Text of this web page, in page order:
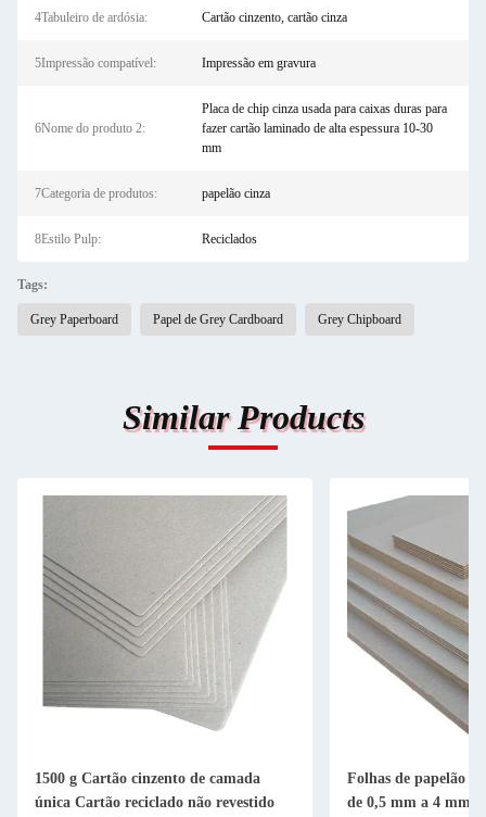
4Tabuleiro de ardósia: Cartão cinzento, cartão cinza
5Impressão compatível: Impressão em gravura
6Nome do produto 2:
Placa de chip cinza usada para caixas duras para
fazer cartão laminado de alta espessura 10-30
mm
7Categoria de produtos: papelão cinza
8Estilo Pulp: Reciclados
Tags:
Grey Paperboard Papel de Grey Cardboard Grey Chipboard
Similar Products
1500 g Cartão cinzento de camada
única Cartão reciclado não revestido
Folhas de papelão
de 0,5 mm a 4 mm